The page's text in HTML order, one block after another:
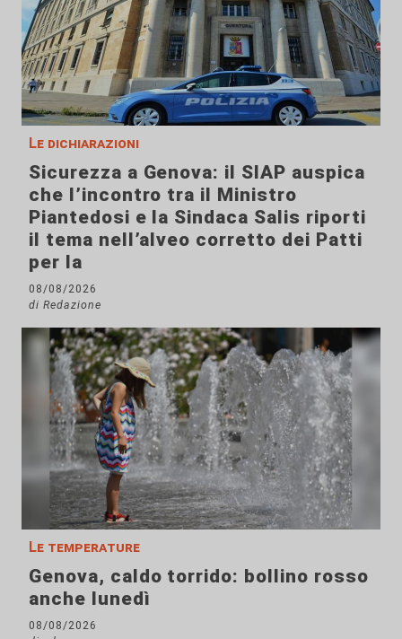
Le dichiarazioni
Sicurezza a Genova: il SIAP auspica
che l’incontro tra il Ministro
Piantedosi e la Sindaca Salis riporti
il tema nell’alveo corretto dei Patti
per la
08/08/2026
di Redazione
Le temperature
Genova, caldo torrido: bollino rosso
anche lunedì
08/08/2026